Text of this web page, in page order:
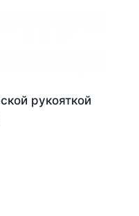
рукояткой